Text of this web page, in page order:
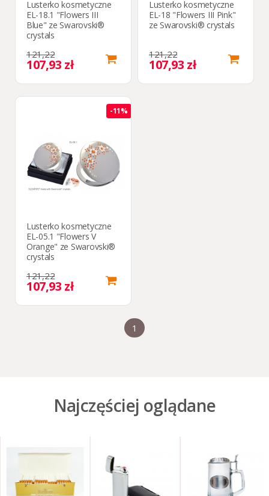
Lusterko kosmetyczne
EL-18.1 "Flowers III
Blue" ze Swarovski®
crystals
121,22
107,93 zł
Lusterko kosmetyczne
EL-18 "Flowers III Pink"
ze Swarovski® crystals
121,22
107,93 zł
-11%
Lusterko kosmetyczne
EL-05.1 "Flowers V
Orange" ze Swarovski®
crystals
121,22
107,93 zł
1
Najczęściej oglądane